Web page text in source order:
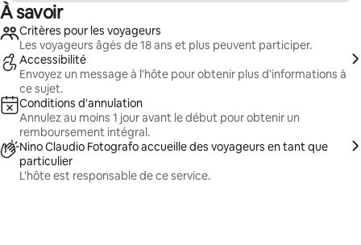
À savoir
Critères pour les voyageurs
Les voyageurs âgés de 18 ans et plus peuvent participer.
Accessibilité
Envoyez un message à l'hôte pour obtenir plus d'informations à
ce sujet.
Conditions d'annulation
Annulez au moins 1 jour avant le début pour obtenir un
remboursement intégral.
Nino Claudio Fotografo accueille des voyageurs en tant que
particulier
L'hôte est responsable de ce service.